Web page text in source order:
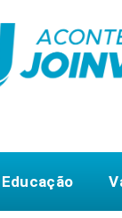
Educação